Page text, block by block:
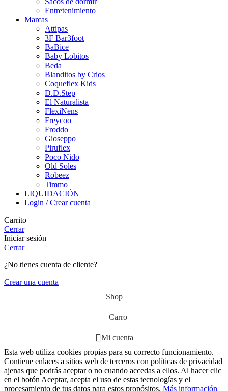
Entretenimiento
Marcas
Attipas
3F Bar3foot
BaBice
Baby Lobitos
Beda
Blanditos by Crios
Coqueflex Kids
D.D.Step
El Naturalista
FlexiNens
Freycoo
Froddo
Gioseppo
Piruflex
Poco Nido
Old Soles
Robeez
Timmo
LIQUIDACIÓN
Login / Crear cuenta
Carrito
Cerrar
Iniciar sesión
Cerrar
¿No tienes cuenta de cliente?
Crear una cuenta
Shop
Carro
Mi cuenta
Esta web utiliza cookies propias para su correcto funcionamiento.
Contiene enlaces a sitios web de terceros con políticas de privacidad
ajenas que podrás aceptar o no cuando accedas a ellos. Al hacer clic
en el botón Aceptar, acepta el uso de estas tecnologías y el
procesamiento de tus datos para estos propósitos. Más información